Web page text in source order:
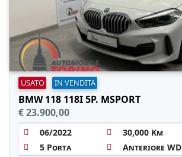
USATO IN VENDITA
BMW 118 118I 5P. MSPORT
€ 23.900,00
06/2022
30,000 Km
5 Porta
Anteriore WD